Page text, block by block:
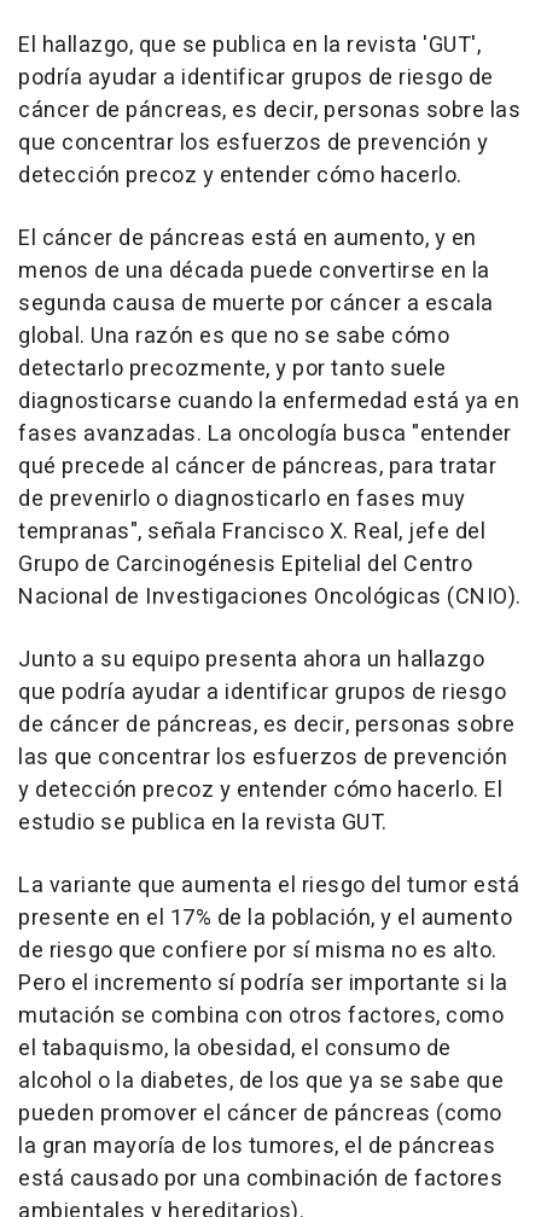
El hallazgo, que se publica en la revista 'GUT',
podría ayudar a identificar grupos de riesgo de
cáncer de páncreas, es decir, personas sobre las
que concentrar los esfuerzos de prevención y
detección precoz y entender cómo hacerlo.
El cáncer de páncreas está en aumento, y en
menos de una década puede convertirse en la
segunda causa de muerte por cáncer a escala
global. Una razón es que no se sabe cómo
detectarlo precozmente, y por tanto suele
diagnosticarse cuando la enfermedad está ya en
fases avanzadas. La oncología busca "entender
qué precede al cáncer de páncreas, para tratar
de prevenirlo o diagnosticarlo en fases muy
tempranas", señala Francisco X. Real, jefe del
Grupo de Carcinogénesis Epitelial del Centro
Nacional de Investigaciones Oncológicas (CNIO).
Junto a su equipo presenta ahora un hallazgo
que podría ayudar a identificar grupos de riesgo
de cáncer de páncreas, es decir, personas sobre
las que concentrar los esfuerzos de prevención
y detección precoz y entender cómo hacerlo. El
estudio se publica en la revista GUT.
La variante que aumenta el riesgo del tumor está
presente en el 17% de la población, y el aumento
de riesgo que confiere por sí misma no es alto.
Pero el incremento sí podría ser importante si la
mutación se combina con otros factores, como
el tabaquismo, la obesidad, el consumo de
alcohol o la diabetes, de los que ya se sabe que
pueden promover el cáncer de páncreas (como
la gran mayoría de los tumores, el de páncreas
está causado por una combinación de factores